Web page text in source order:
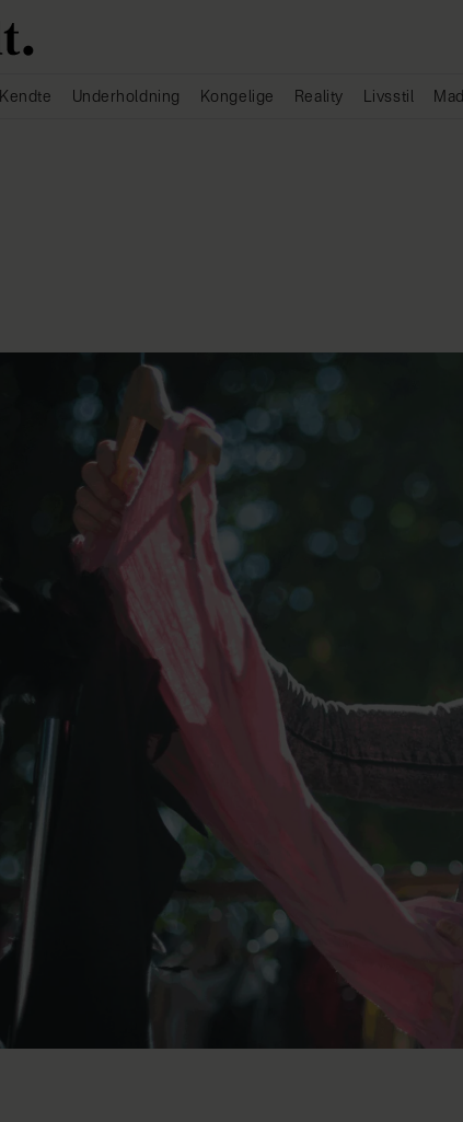
Kendte Underholdning Kongelige Reality Livsstil Mad